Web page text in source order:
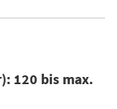
120 bis max.